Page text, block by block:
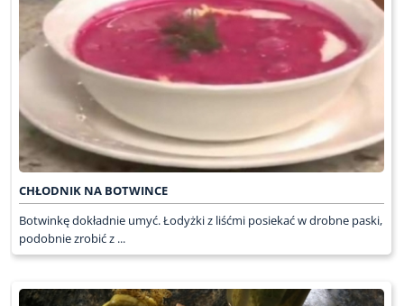
CHŁODNIK NA BOTWINCE
Botwinkę dokładnie umyć. Łodyżki z liśćmi posiekać w drobne paski,
podobnie zrobić z ...